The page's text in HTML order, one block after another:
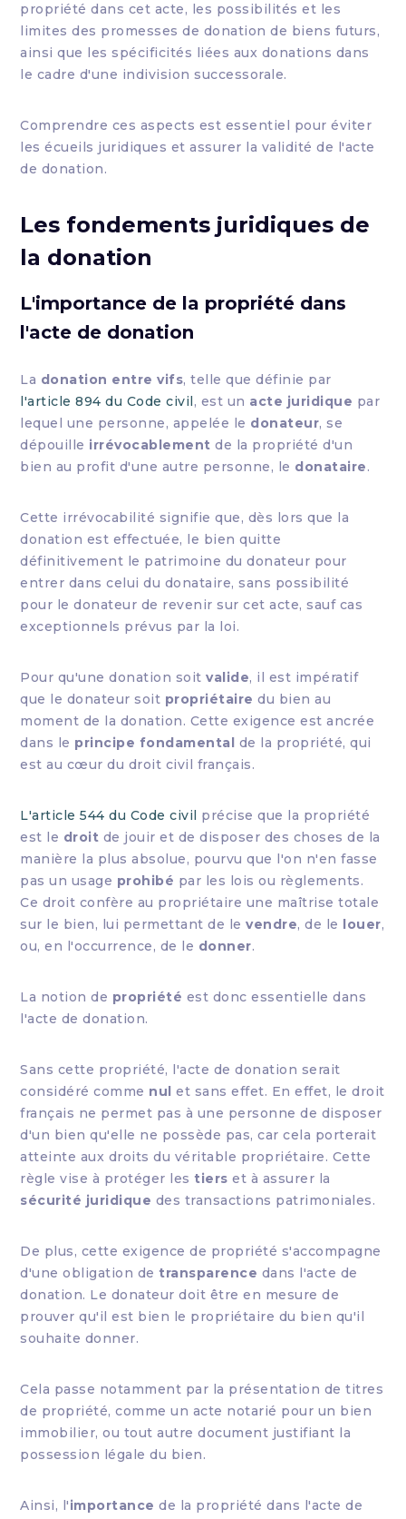
propriété dans cet acte, les possibilités et les
limites des promesses de donation de biens futurs,
ainsi que les spécificités liées aux donations dans
le cadre d'une indivision successorale.
Comprendre ces aspects est essentiel pour éviter
les écueils juridiques et assurer la validité de l'acte
de donation.
Les fondements juridiques de
la donation
L'importance de la propriété dans
l'acte de donation
La donation entre vifs, telle que définie par
l'article 894 du Code civil, est un acte juridique par
lequel une personne, appelée le donateur, se
dépouille irrévocablement de la propriété d'un
bien au profit d'une autre personne, le donataire.
Cette irrévocabilité signifie que, dès lors que la
donation est effectuée, le bien quitte
définitivement le patrimoine du donateur pour
entrer dans celui du donataire, sans possibilité
pour le donateur de revenir sur cet acte, sauf cas
exceptionnels prévus par la loi.
Pour qu'une donation soitvalide, il est impératif
que le donateur soit propriétaire du bien au
moment de la donation. Cette exigence est ancrée
dans le principe fondamental de la propriété, qui
est au cœur du droit civil français.
L'article 544 du Code civil précise que la propriété
est le droit de jouir et de disposer des choses de la
manière la plus absolue, pourvu que l'on n'en fasse
pas un usage prohibé par les lois ou règlements.
Ce droit confère au propriétaire une maîtrise totale
sur le bien, lui permettant de levendre, de le louer,
ou, en l'occurrence, de le donner.
La notion de propriété est donc essentielle dans
l'acte de donation.
Sans cette propriété, l'acte de donation serait
considéré comme nul et sans effet. En effet, le droit
français ne permet pas à une personne de disposer
d'un bien qu'elle ne possède pas, car cela porterait
atteinte aux droits du véritable propriétaire. Cette
règle vise à protéger les tiers et à assurer la
sécurité juridique des transactions patrimoniales.
De plus, cette exigence de propriété s'accompagne
d'une obligation de transparence dans l'acte de
donation. Le donateur doit être en mesure de
prouver qu'il est bien le propriétaire du bien qu'il
souhaite donner.
Cela passe notamment par la présentation de titres
de propriété, comme un acte notarié pour un bien
immobilier, ou tout autre document justifiant la
possession légale du bien.
Ainsi, l'importance de la propriété dans l'acte de